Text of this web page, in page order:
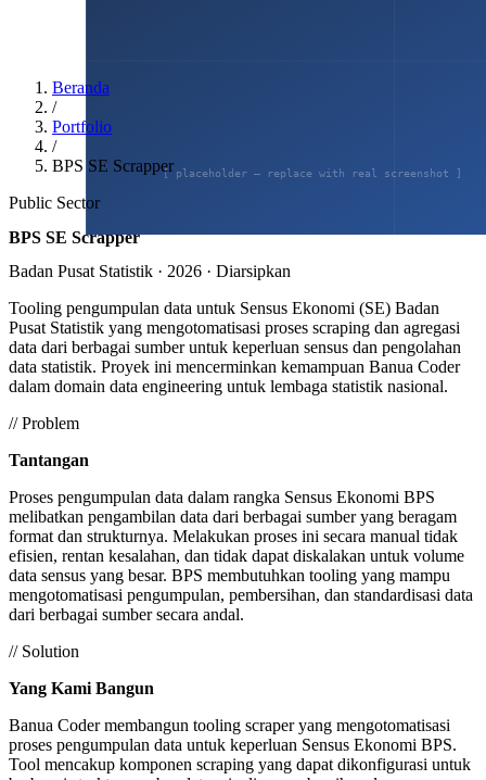
Beranda
/
Portfolio
/
BPS SE Scrapper
Public Sector
BPS SE Scrapper
Badan Pusat Statistik · 2026 · Diarsipkan
Tooling pengumpulan data untuk Sensus Ekonomi (SE) Badan
Pusat Statistik yang mengotomatisasi proses scraping dan agregasi
data dari berbagai sumber untuk keperluan sensus dan pengolahan
data statistik. Proyek ini mencerminkan kemampuan Banua Coder
dalam domain data engineering untuk lembaga statistik nasional.
// Problem
Tantangan
Proses pengumpulan data dalam rangka Sensus Ekonomi BPS
melibatkan pengambilan data dari berbagai sumber yang beragam
format dan strukturnya. Melakukan proses ini secara manual tidak
efisien, rentan kesalahan, dan tidak dapat diskalakan untuk volume
data sensus yang besar. BPS membutuhkan tooling yang mampu
mengotomatisasi pengumpulan, pembersihan, dan standardisasi data
dari berbagai sumber secara andal.
// Solution
Yang Kami Bangun
Banua Coder membangun tooling scraper yang mengotomatisasi
proses pengumpulan data untuk keperluan Sensus Ekonomi BPS.
Tool mencakup komponen scraping yang dapat dikonfigurasi untuk